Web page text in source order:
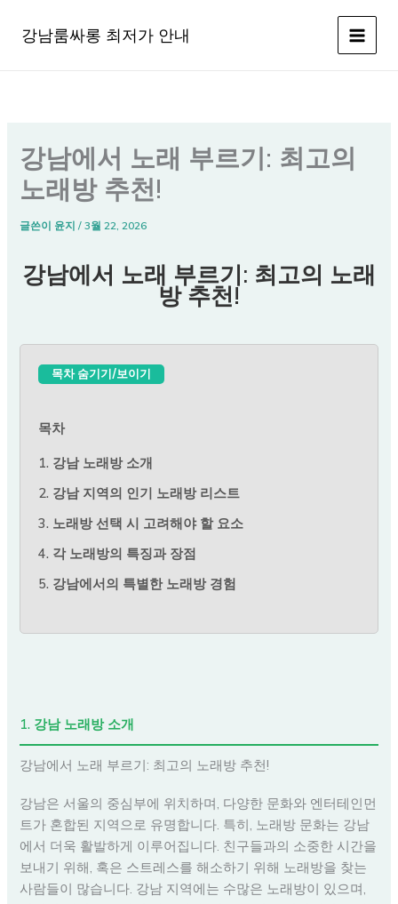
강남룸싸롱 최저가 안내
강남에서 노래 부르기: 최고의
노래방 추천!
글쓴이 윤지/3월 22, 2026
강남에서 노래 부르기: 최고의 노래
방 추천!
목차 숨기기/보이기
목차
1. 강남 노래방 소개
2. 강남 지역의 인기 노래방 리스트
3. 노래방 선택 시 고려해야 할 요소
4. 각 노래방의 특징과 장점
5. 강남에서의 특별한 노래방 경험
1. 강남 노래방 소개
강남에서 노래 부르기: 최고의 노래방 추천!
강남은 서울의 중심부에 위치하며, 다양한 문화와 엔터테인먼
트가 혼합된 지역으로 유명합니다. 특히, 노래방 문화는 강남
에서 더욱 활발하게 이루어집니다. 친구들과의 소중한 시간을
보내기 위해, 혹은 스트레스를 해소하기 위해 노래방을 찾는
사람들이 많습니다. 강남 지역에는 수많은 노래방이 있으며,